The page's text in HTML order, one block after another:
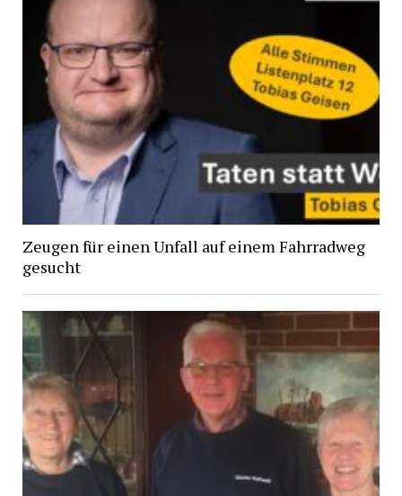
Zeugen für einen Unfall auf einem Fahrradweg
gesucht